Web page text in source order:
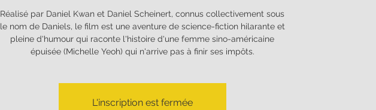
Réalisé par Daniel Kwan et Daniel Scheinert, connus collectivement sous
le nom de Daniels, le film est une aventure de science-fiction hilarante et
pleine d'humour qui raconte l'histoire d'une femme sino-américaine
épuisée (Michelle Yeoh) qui n'arrive pas à finir ses impôts.
L'inscription est fermée